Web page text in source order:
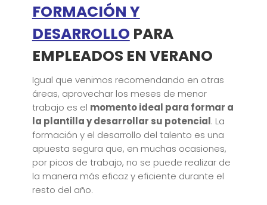
FORMACIÓN Y
DESARROLLO PARA
EMPLEADOS EN VERANO
Igual que venimos recomendando en otras
áreas, aprovechar los meses de menor
trabajo es el momento ideal para formar a
la plantilla y desarrollar su potencial. La
formación y el desarrollo del talento es una
apuesta segura que, en muchas ocasiones,
por picos de trabajo, no se puede realizar de
la manera más eficaz y eficiente durante el
resto del año.